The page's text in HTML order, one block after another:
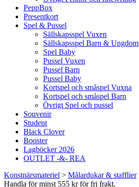
PeppBox
Presentkort
Spel & Pussel
Sällskapsspel Vuxen
Sällskapsspel Barn & Ungdom
Spel Baby
Pussel Vuxen
Pussel Barn
Pussel Baby
Kortspel och småspel Vuxna
Kortspel och småspel Barn
Övrigt Spel och pussel
Souvenir
Student
Black Clover
Booster
Lagböcker 2026
OUTLET -&- REA
Konstnärsmateriel > Målardukar & stafflier
Handla för minst 555 kr för fri frakt.